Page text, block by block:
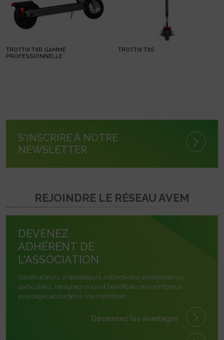
TROTTIX TXR GAMME
PROFESSIONNELLE
TROTTIX TXS
S'INSCRIRE À NOTRE
NEWSLETTER
REJOINDRE LE RÉSEAU AVEM
DEVENEZ
ADHÉRENT DE
L'ASSOCIATION
Constructeurs, importateurs, collectivités, entreprises ou
particuliers, rejoignez-nous et bénéficiez des nombreux
avantages accordés à nos membres.
Découvrez les avantages